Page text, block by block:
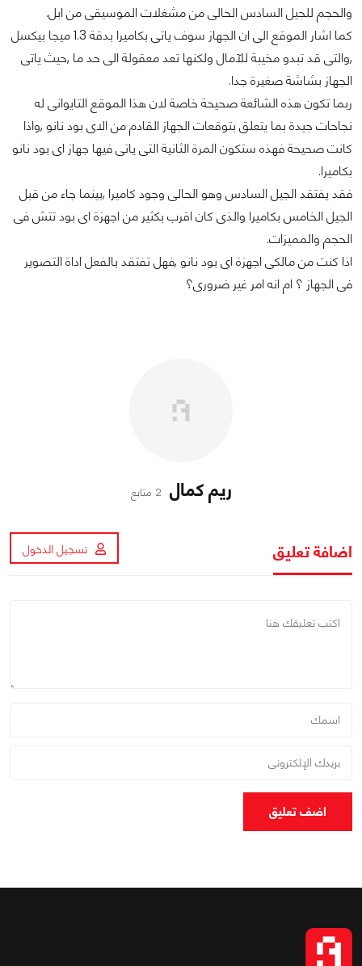
والحجم للجيل السادس الحالى من مشغلات الموسيقى من ابل.
كما اشار الموقع الى ان الجهاز سوف ياتى بكاميرا بدقة 1.3 ميجا بيكسل
,والتى قد تبدو مخيبة للآمال ولكنها تعد معقولة الى حد ما ,حيث ياتى
الجهاز بشاشة صغيرة جدا.
ربما تكون هذه الشائعة صحيحة خاصة لان هذا الموقع التايوانى له
نجاحات جيدة بما يتعلق بتوقعات الجهاز القادم من الاى بود نانو ,واذا
كانت صحيحة فهذه ستكون المرة الثانية التى ياتى فيها جهاز اى بود نانو
بكاميرا.
فقد يفتقد الجيل السادس وهو الحالى وجود كاميرا ,بينما جاء من قبل
الجيل الخامس بكاميرا والذى كان اقرب بكثير من اجهزة اى بود تتش فى
الحجم والمميزات.
اذا كنت من مالكى اجهزة اى بود نانو ,فهل تفتقد بالفعل اداة التصوير
فى الجهاز ؟ ام انه امر غير ضرورى؟
ريم كمال 2 متابع
اضافة تعليق تسجيل الدخول
اضف تعليق